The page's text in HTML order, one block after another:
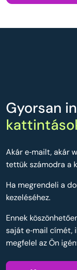
Gyorsan
Akár e‑mailt, akár
tettük számodra a
Ha megrendeli a
kezeléséhez.
Ennek
saját e‑mail
megfelel az Ön